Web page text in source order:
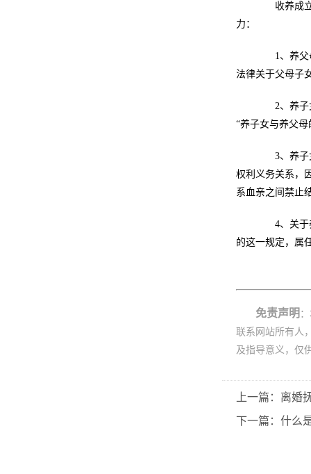
收养成立
力：
1、养父母
法律关于父母子
2、养子女
“养子女与养父
3、养子女
权利义务关系，
系血亲之间禁止
4、关于养
的这一规定，属
免责声明
联系网站所有人
及指导意义，仅
上一篇：离婚
下一篇：什么